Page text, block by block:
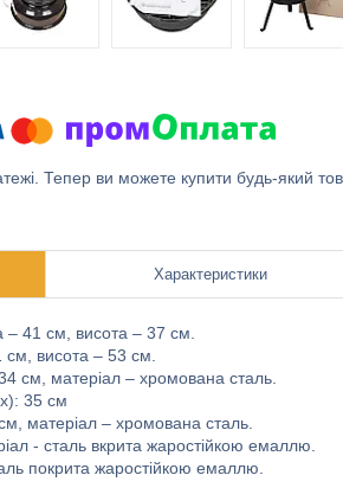
Тепер ви можете купити будь-який
Характеристики
– 41 см, висота – 37 см.
висота – 53 см.
см, матеріал – хромована сталь.
35 см
матеріал – хромована сталь.
- сталь вкрита жаростійкою емаллю.
покрита жаростійкою емаллю.